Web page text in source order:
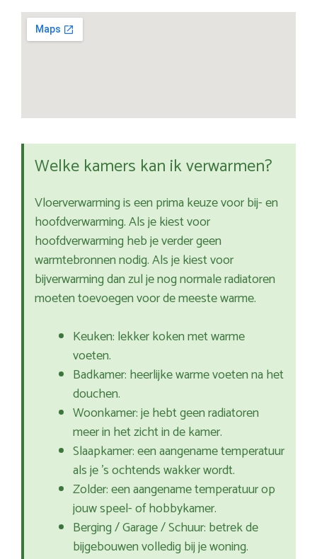
Welke kamers kan ik verwarmen?
Vloerverwarming is een prima keuze voor bij- en
hoofdverwarming. Als je kiest voor
hoofdverwarming heb je verder geen
warmtebronnen nodig. Als je kiest voor
bijverwarming dan zul je nog normale radiatoren
moeten toevoegen voor de meeste warme.
Keuken: lekker koken met warme
voeten.
Badkamer: heerlijke warme voeten na het
douchen.
Woonkamer: je hebt geen radiatoren
meer in het zicht in de kamer.
Slaapkamer: een aangename temperatuur
als je ’s ochtends wakker wordt.
Zolder: een aangename temperatuur op
jouw speel- of hobbykamer.
Berging / Garage / Schuur: betrek de
bijgebouwen volledig bij je woning.